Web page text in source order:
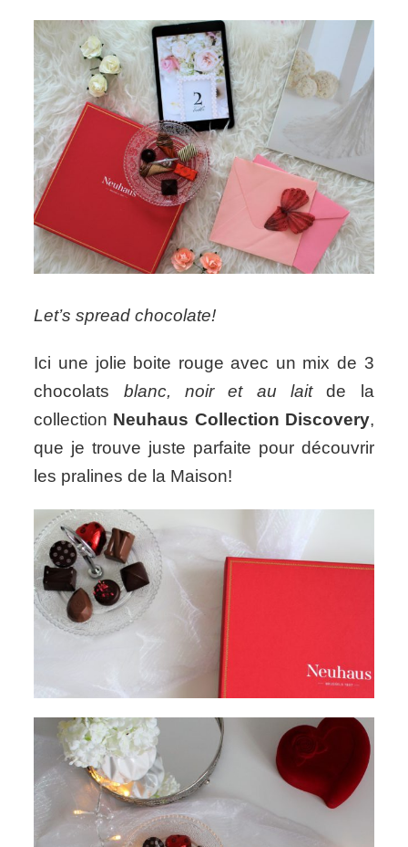
Let’s spread chocolate!
Ici une jolie boite rouge avec un mix de 3
chocolats blanc, noir et au laitde la
collection Neuhaus Collection Discovery,
que je trouve juste parfaite pour découvrir
les pralines de la Maison!